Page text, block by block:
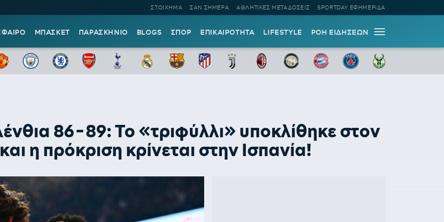
ΣΤΟΙΧΗΜΑ ΣΑΝ ΣΗΜΕΡΑ ΑΘΛΗΤΙΚΕΣ ΜΕΤΑΔΟΣΕΙΣ SPORTDAY ΕΦΗΜΕΡΙΔΑ
ΜΠΑΣΚΕΤ ΠΑΡΑΣΚΗΝΙΟ BLOGS ΣΠΟΡ ΕΠΙΚΑΙΡΟΤΗΤΑ LIFESTYLE ΡΟΗ ΕΙΔΗΣΕΩΝ
86-89: Το «τριφύλλι» υποκλίθηκε στον
η πρόκριση κρίνεται στην Ισπανία!